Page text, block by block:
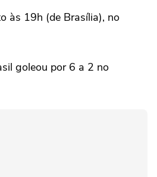
às 19h (de Brasília), no
goleou por 6 a 2 no